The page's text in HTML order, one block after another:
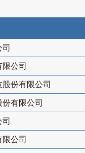
公司
份有限公司
有限公司
公司